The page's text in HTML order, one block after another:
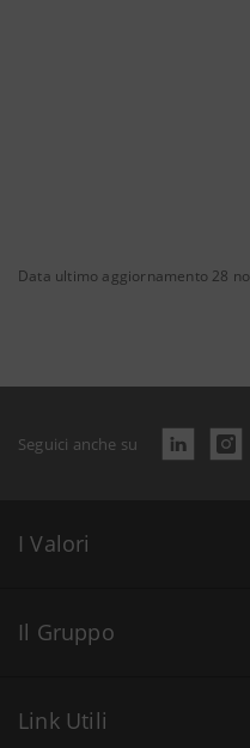
Data ultimo aggiornamento 28
Seguici anche su
I Valori
Il Gruppo
Link Utili